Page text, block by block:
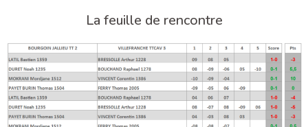
La feuille de rencontre